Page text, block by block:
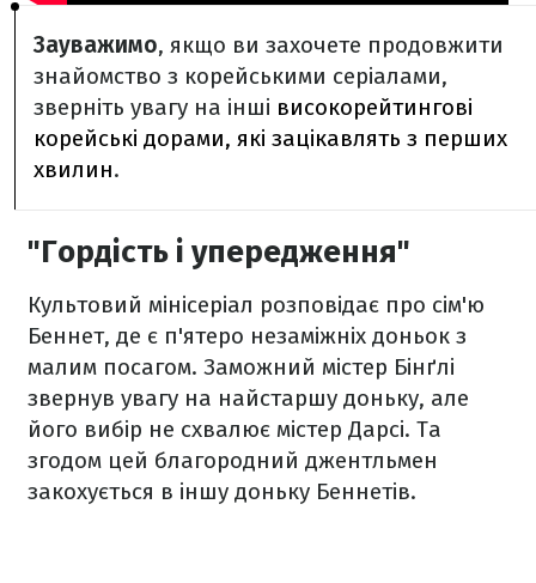
Зауважимо, якщо ви захочете продовжити
знайомство з корейськими серіалами,
зверніть увагу на інші високорейтингові
корейські дорами, які зацікавлять з перших
хвилин.
"Гордість і упередження"
Культовий мінісеріал розповідає про сім'ю
Беннет, де є п'ятеро незаміжніх доньок з
малим посагом. Заможний містер Бінґлі
звернув увагу на найстаршу доньку, але
його вибір не схвалює містер Дарсі. Та
згодом цей благородний джентльмен
закохується в іншу доньку Беннетів.